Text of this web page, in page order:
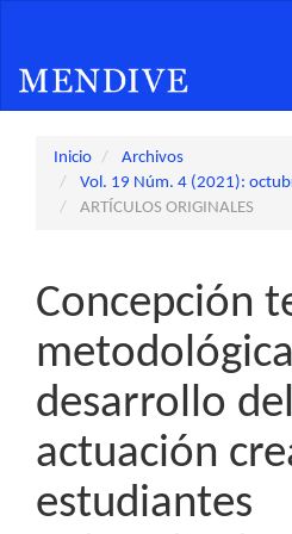
principal
Barra
Inicio
Archivos
Vol. 19 Núm. 4 (2021):
ARTÍCULOS ORIGINALES
Concepción
desarrollo
actuación
estudiantes